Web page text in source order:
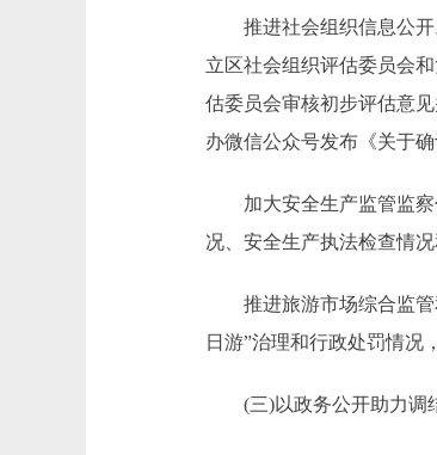
推进社会组织信息公开
立区社会组织评估委员会
估委员会审核初步评估意
办微信公众号发布《关于
加大安全生产监管监察
况、安全生产执法检查情
推进旅游市场综合监管
日游”治理和行政处罚情况
(三)以政务公开助力调